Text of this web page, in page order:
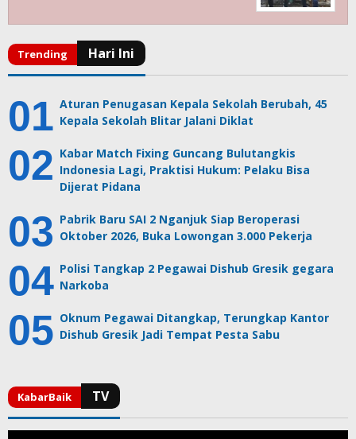
Aturan Penugasan Kepala Sekolah Berubah, 45
Kepala Sekolah Blitar Jalani Diklat
Kabar Match Fixing Guncang Bulutangkis
Indonesia Lagi, Praktisi Hukum: Pelaku Bisa
Dijerat Pidana
Pabrik Baru SAI 2 Nganjuk Siap Beroperasi
Oktober 2026, Buka Lowongan 3.000 Pekerja
Polisi Tangkap 2 Pegawai Dishub Gresik gegara
Narkoba
Oknum Pegawai Ditangkap, Terungkap Kantor
Dishub Gresik Jadi Tempat Pesta Sabu